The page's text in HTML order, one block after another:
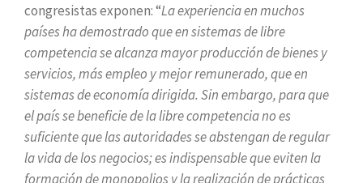
congresistas exponen: “La experiencia en muchos
países ha demostrado que en sistemas de libre
competencia se alcanza mayor producción de bienes y
servicios, más empleo y mejor remunerado, que en
sistemas de economía dirigida. Sin embargo, para que
el país se beneficie de la libre competencia no es
suficiente que las autoridades se abstengan de regular
la vida de los negocios; es indispensable que eviten la
formación de monopolios y la realización de prácticas